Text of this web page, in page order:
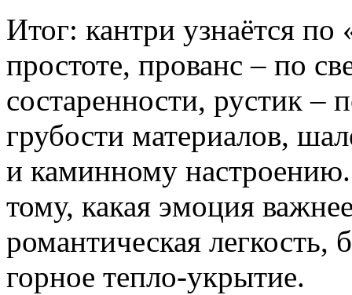
Итог: кантри узнаётся
простоте, прованс – по
состаренности, рустик –
грубости материалов,
и каминному
тому, какая эмоция
романтическая легкость,
горное тепло-укрытие.